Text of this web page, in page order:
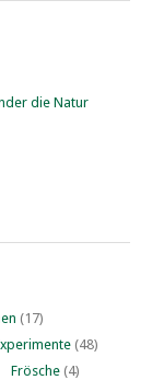
die Natur
(17)
(48)
Frösche (4)